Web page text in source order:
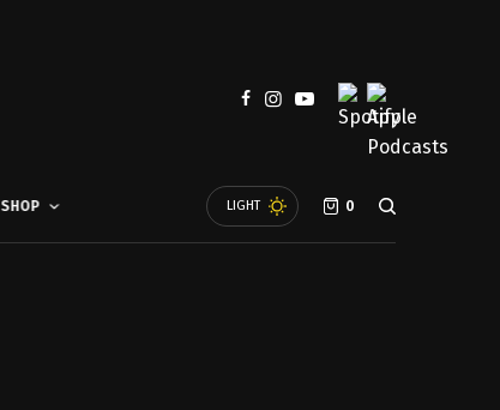
SHOP LIGHT 0